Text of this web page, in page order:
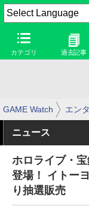
カテゴリ 過去記事
GAME Watch エン
ニュース
ホロライブ・
登場！ イトー
り抽選販売